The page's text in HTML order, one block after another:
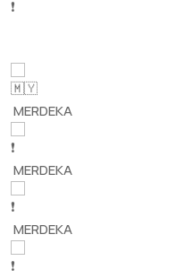
MERDEKA
MERDEKA
MERDEKA